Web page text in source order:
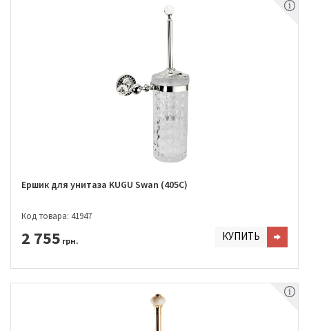
Ершик для унитаза KUGU Swan (405C)
Код товара: 41947
2 755 грн. КУПИТЬ